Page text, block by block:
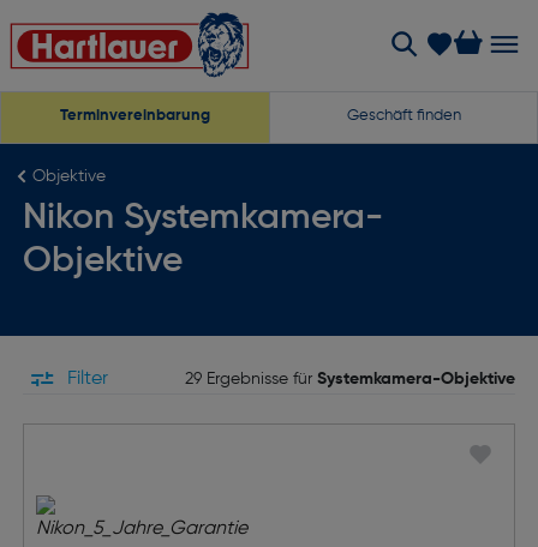
Terminvereinbarung Geschäft finden
Objektive
Nikon Systemkamera-
Objektive
Filter 29 Ergebnisse für Systemkamera-Objektive